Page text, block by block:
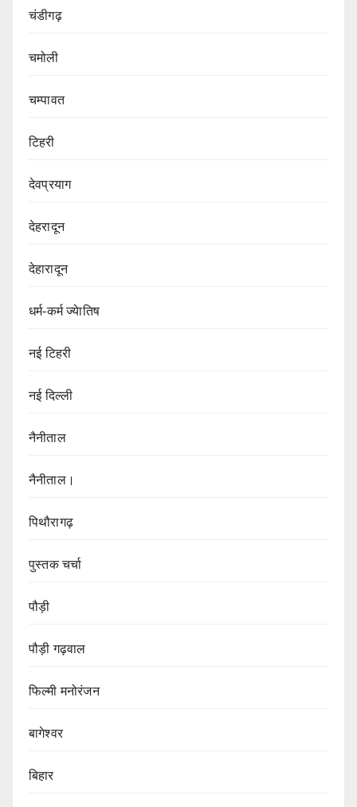
चंडीगढ़
चमोली
चम्पावत
टिहरी
देवप्रयाग
देहरादून
देहारादून
धर्म-कर्म ज्येातिष
नई टिहरी
नई दिल्ली
नैनीताल
नैनीताल।
पिथौरागढ़
पुस्तक चर्चा
पौड़ी
पौड़ी गढ़वाल
फिल्मी मनोरंजन
बागेश्वर
बिहार